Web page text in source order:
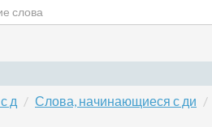
д Слова, начинающиеся с ди